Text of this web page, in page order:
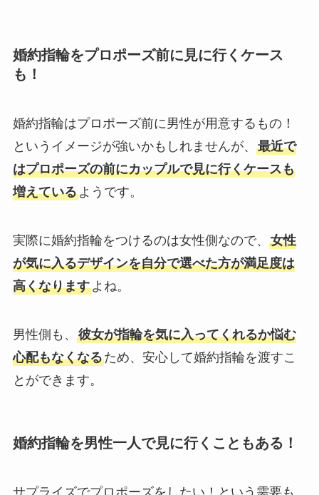
婚約指輪をプロポーズ前に見に行くケース
も！
婚約指輪はプロポーズ前に男性が用意するもの！
というイメージが強いかもしれませんが、 最近で
はプロポーズの前にカップルで見に行くケースも
増えているようです。
実際に婚約指輪をつけるのは女性側なので、 女性
が気に入るデザインを自分で選べた方が満足度は
高くなりますよね。
男性側も、 彼女が指輪を気に入ってくれるか悩む
心配もなくなるため、安心して婚約指輪を渡すこ
とができます。
婚約指輪を男性一人で見に行くこともある！